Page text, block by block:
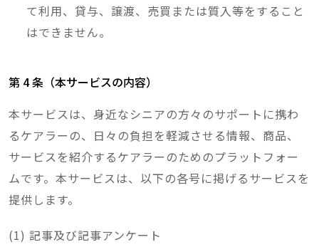
て利用、貸与、譲渡、売買または質入等をすること
はできません。
第 4 条（本サービスの内容）
本サービスは、身近なシニアの方々のサポートに携わ
るケアラーの、日々の負担を軽減させる情報、商品、
サービスを紹介するケアラーのためのプラットフォー
ムです。本サービスは、以下の各号に掲げるサービスを
提供します。
記事及び記事アンケート